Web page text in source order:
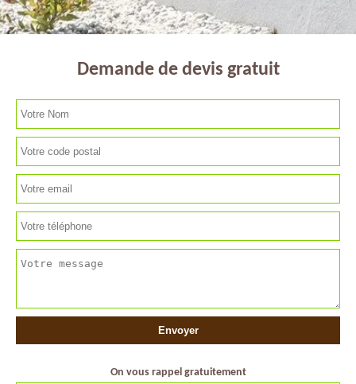
Demande de devis gratuit
On vous rappel gratuitement